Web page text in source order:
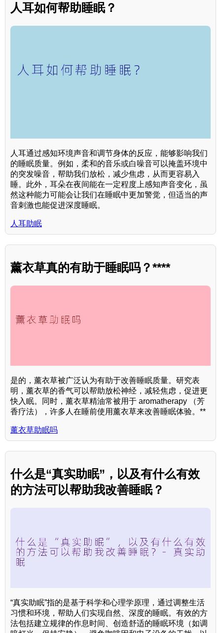
人耳如何帮助睡眠？
人耳通过感知环境声音和调节身体的反应，能够影响我们
的睡眠质量。例如，柔和的音乐或白噪音可以掩盖环境中
的突发噪音，帮助我们放松，减少焦虑，从而更容易入
睡。此外，耳朵在夜间能在一定程度上感知声音变化，虽
然这种能力可能会让我们在睡眠中更加警觉，但适当的声
音刺激也能促进深度睡眠。
人耳助眠
薰衣草真的有助于睡眠吗？****
是的，薰衣草被广泛认为有助于改善睡眠质量。研究表
明，薰衣草的香气可以帮助放松神经，减轻焦虑，促进更
快入眠。同时，薰衣草精油常被用于 aromatherapy （芳
香疗法），许多人在睡前使用薰衣草来改善睡眠体验。**
薰衣草助眠吗
什么是“真实助眠”，以及有什么有效
的方法可以帮助我改善睡眠？
“真实助眠”指的是基于科学和心理学原理，通过调整生活
习惯和环境，帮助人们实现自然、深度的睡眠。有效的方
法包括建立规律的作息时间、创造舒适的睡眠环境（如调